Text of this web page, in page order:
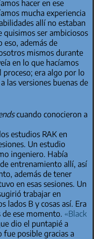
hacer en ese
mucha experiencia
allí no estaban
quisimos ser ambiciosos
eso, además de
mismos durante
en lo que hacíamos
proceso; era algo por lo
las versiones buenas de
cuando conocieron a
estudios RAK en
Un estudio
ingeniero. Había
entrenamiento allí, así
además de tener
en esas sesiones. Un
trabajar en
lados B y cosas así. Era
de ese momento. «Black
dio el puntapié a
posible gracias a